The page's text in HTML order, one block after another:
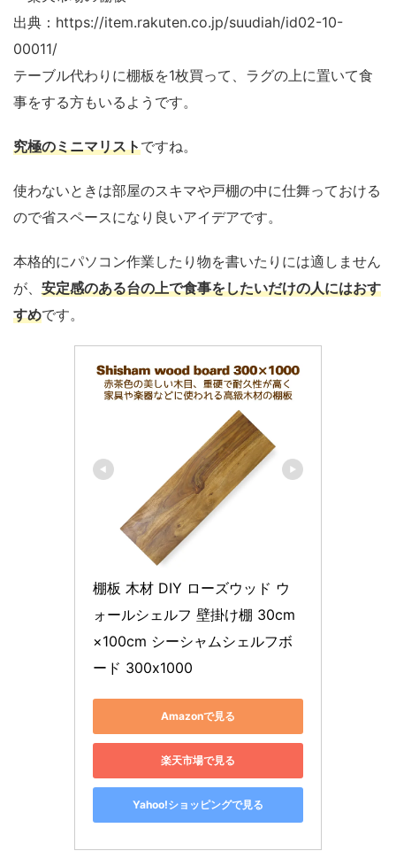
出典：https://item.rakuten.co.jp/suudiah/id02-10-
00011/
テーブル代わりに棚板を1枚買って、ラグの上に置いて食
事をする方もいるようです。
究極のミニマリストですね。
使わないときは部屋のスキマや戸棚の中に仕舞っておける
ので省スペースになり良いアイデアです。
本格的にパソコン作業したり物を書いたりには適しません
が、 安定感のある台の上で食事をしたいだけの人にはおす
すめです。
棚板 木材 DIY ローズウッド ウ
ォールシェルフ 壁掛け棚 30cm
×100cm シーシャムシェルフボ
ード 300x1000
Amazonで見る
楽天市場で見る
Yahoo!ショッピングで見る